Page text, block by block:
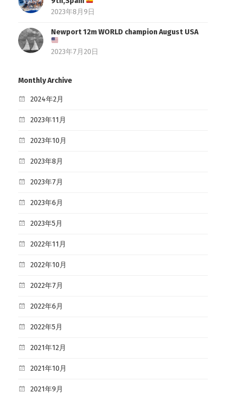
2023年8月9日
Newport 12m WORLD champion August USA
2023年7月20日
Monthly Archive
2024年2月
2023年11月
2023年10月
2023年8月
2023年7月
2023年6月
2023年5月
2022年11月
2022年10月
2022年7月
2022年6月
2022年5月
2021年12月
2021年10月
2021年9月